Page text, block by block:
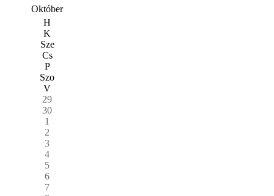
Október
H
K
Sze
Cs
P
Szo
V
29
30
1
2
3
4
5
6
7